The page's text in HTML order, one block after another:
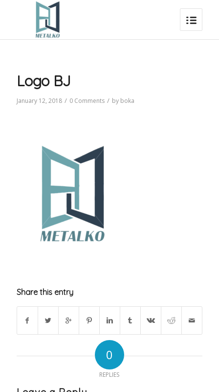
Logo BJ
January 12, 2018 / 0 Comments / by boka
Share this entry
0
REPLIES